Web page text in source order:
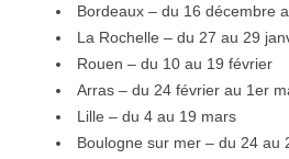
Bordeaux – du 16 décembre
La Rochelle – du 27 au 29
Rouen – du 10 au 19 février
Arras – du 24 février au 1er
Lille – du 4 au 19 mars
Boulogne sur mer – du 24 au